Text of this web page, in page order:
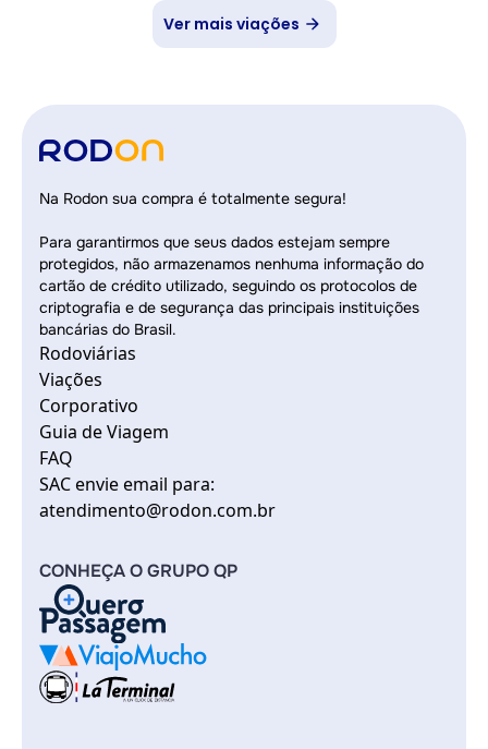
Ver mais viações
Na Rodon sua compra é totalmente segura!
Para garantirmos que seus dados estejam sempre
protegidos, não armazenamos nenhuma informação do
cartão de crédito utilizado, seguindo os protocolos de
criptografia e de segurança das principais instituições
bancárias do Brasil.
Rodoviárias
Viações
Corporativo
Guia de Viagem
FAQ
SAC envie email para:
atendimento@rodon.com.br
CONHEÇA O GRUPO QP